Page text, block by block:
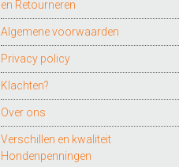
en Retourneren
Algemene voorwaarden
Privacy policy
Klachten?
Over ons
Verschillen en kwaliteit
Hondenpenningen